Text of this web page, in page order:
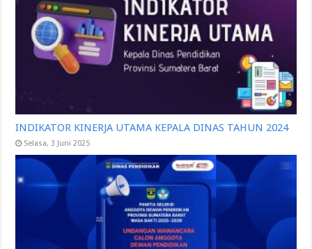
INDIKATOR KINERJA UTAMA KEPALA DINAS TAHUN 2024
Selasa, 3 Juni 2025